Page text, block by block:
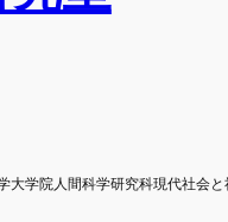
学院人間科学研究科現代社会と